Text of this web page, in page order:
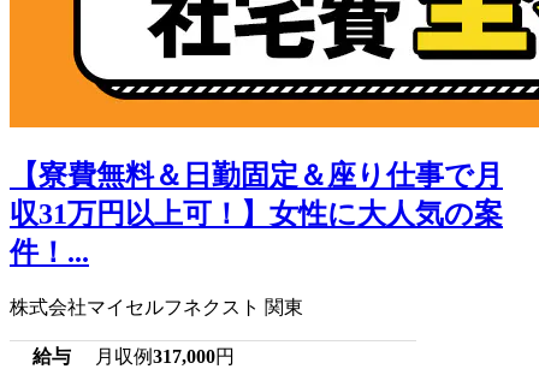
【寮費無料＆日勤固定＆座り仕事で月
収31万円以上可！】女性に大人気の案
件！...
株式会社マイセルフネクスト 関東
給与 月収例317,000円